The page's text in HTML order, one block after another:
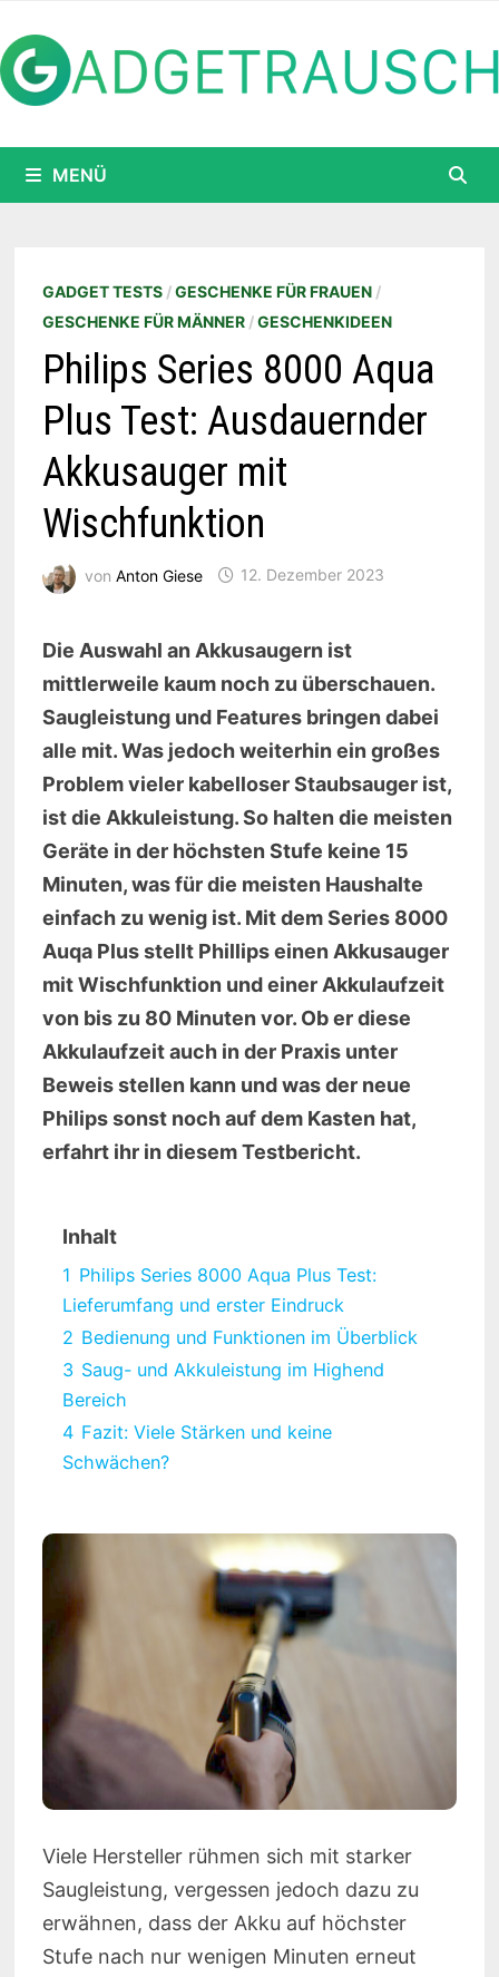
Inhalt
springen
MENÜ
GADGET TESTS/GESCHENKE FÜR FRAUEN/
GESCHENKE FÜR MÄNNER/GESCHENKIDEEN
Philips Series 8000 Aqua
Plus Test: Ausdauernder
Akkusauger mit
Wischfunktion
von Anton Giese 12. Dezember 2023
Die Auswahl an Akkusaugern ist
mittlerweile kaum noch zu überschauen.
Saugleistung und Features bringen dabei
alle mit. Was jedoch weiterhin ein großes
Problem vieler kabelloser Staubsauger ist,
ist die Akkuleistung. So halten die meisten
Geräte in der höchsten Stufe keine 15
Minuten, was für die meisten Haushalte
einfach zu wenig ist. Mit dem Series 8000
Auqa Plus stellt Phillips einen Akkusauger
mit Wischfunktion und einer Akkulaufzeit
von bis zu 80 Minuten vor. Ob er diese
Akkulaufzeit auch in der Praxis unter
Beweis stellen kann und was der neue
Philips sonst noch auf dem Kasten hat,
erfahrt ihr in diesem Testbericht.
Inhalt
1 Philips Series 8000 Aqua Plus Test:
Lieferumfang und erster Eindruck
2 Bedienung und Funktionen im Überblick
3 Saug- und Akkuleistung im Highend
Bereich
4 Fazit: Viele Stärken und keine
Schwächen?
Viele Hersteller rühmen sich mit starker
Saugleistung, vergessen jedoch dazu zu
erwähnen, dass der Akku auf höchster
Stufe nach nur wenigen Minuten erneut